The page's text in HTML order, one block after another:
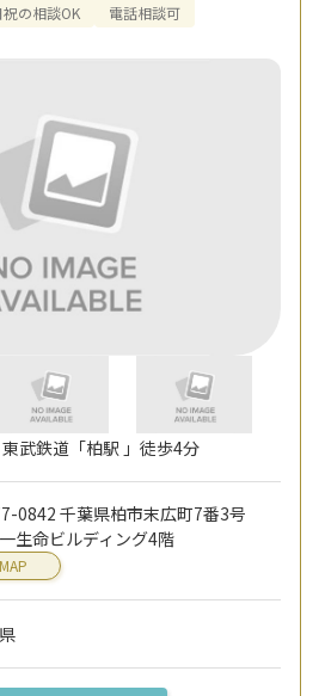
祝の相談OK
電話相談可
武鉄道「柏駅 」徒歩4分
0842 千葉県柏市末広町7番3号
生命ビルディング4階
MAP